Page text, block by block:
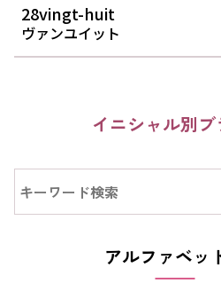
28vingt-huit
ヴァンユイット
イニシャル別
アルファベッ